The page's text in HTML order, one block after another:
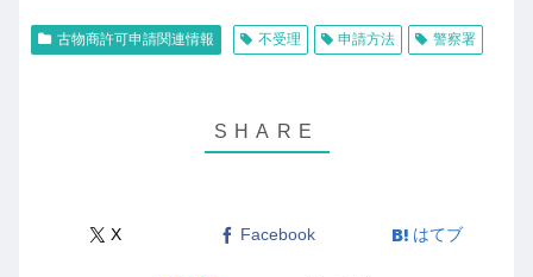
古物商許可申請関連情報 不受理 申請方法 警察署
X Facebook はてブ